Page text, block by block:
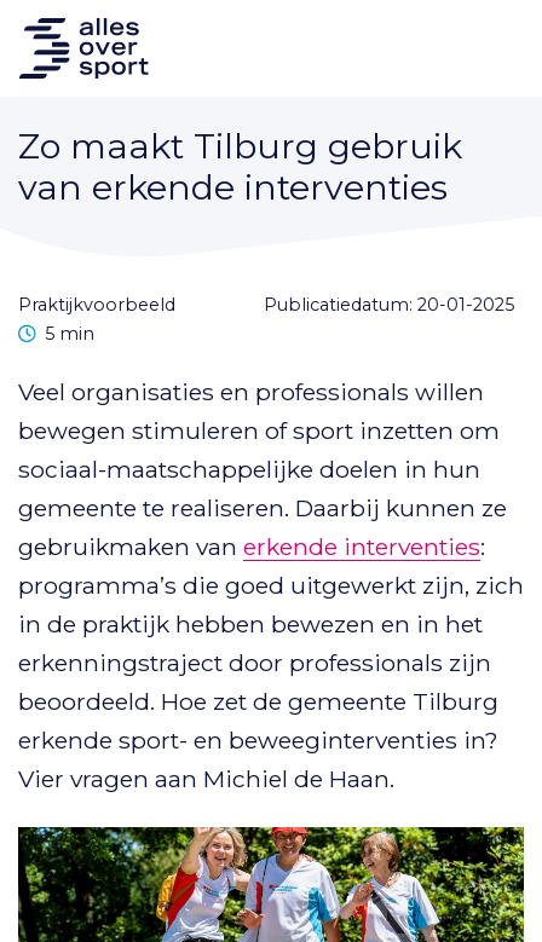
Zo maakt Tilburg gebruik
van erkende interventies
praktijkvoorbeeld
Publicatiedatum: 20-01-2025
Leestijd
5 min
Veel organisaties en professionals willen
bewegen stimuleren of sport inzetten om
sociaal-maatschappelijke doelen in hun
gemeente te realiseren. Daarbij kunnen ze
gebruikmaken van erkende interventies:
programma’s die goed uitgewerkt zijn, zich
in de praktijk hebben bewezen en in het
erkenningstraject door professionals zijn
beoordeeld. Hoe zet de gemeente Tilburg
erkende sport- en beweeginterventies in?
Vier vragen aan Michiel de Haan.